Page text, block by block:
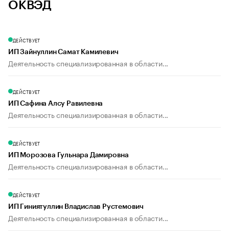
ОКВЭД
ДЕЙСТВУЕТ
ИП Зайнуллин Самат Камилевич
Деятельность специализированная в области...
ДЕЙСТВУЕТ
ИП Сафина Алсу Равилевна
Деятельность специализированная в области...
ДЕЙСТВУЕТ
ИП Морозова Гульнара Дамировна
Деятельность специализированная в области...
ДЕЙСТВУЕТ
ИП Гиниятуллин Владислав Рустемович
Деятельность специализированная в области...